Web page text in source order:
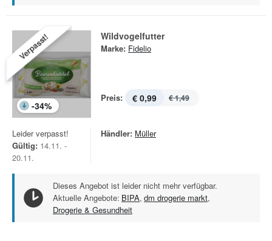
Verpasst!
-34%
Wildvogelfutter
Marke: Fidelio
Preis: € 0,99 € 1,49
Leider verpasst!
Gültig: 14.11. -
20.11.
Händler: Müller
Dieses Angebot ist leider nicht mehr verfügbar.
Aktuelle Angebote: BIPA, dm drogerie markt,
Drogerie & Gesundheit